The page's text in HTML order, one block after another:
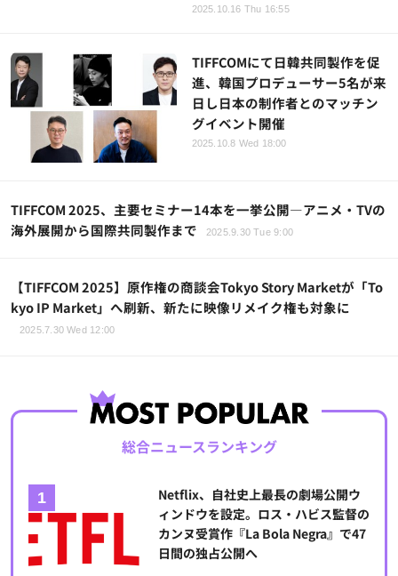
2025.10.16 Thu 16:55
TIFFCOMにて日韓共同製作を促
進、韓国プロデューサー5名が来
日し日本の制作者とのマッチン
グイベント開催
2025.10.8 Wed 18:00
TIFFCOM 2025、主要セミナー14本を一挙公開―アニメ・TVの
海外展開から国際共同製作まで
2025.9.30 Tue 9:00
【TIFFCOM 2025】原作権の商談会Tokyo Story Marketが「To
kyo IP Market」へ刷新、新たに映像リメイク権も対象に
2025.7.30 Wed 12:00
総合ニュースランキング
Netflix、自社史上最長の劇場公開ウ
ィンドウを設定。ロス・ハビス監督の
カンヌ受賞作『La Bola Negra』で47
日間の独占公開へ